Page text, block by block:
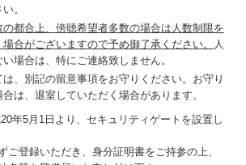
。
都合上、傍聴希望者多数の場合は人数制限を
合がございますので予め御了承ください。
人
場合は、特にご連絡致しません。
、別記の留意事項をお守りください。お守り
は、退室していただく場合があります。
年5月1日より、セキュリティゲートを設置し
ご登録いただき、身分証明書をご持参の上、